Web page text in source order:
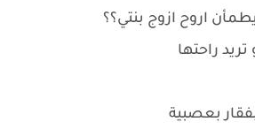
اروح ازوج بنتي؟؟
راحتها
بعصبية